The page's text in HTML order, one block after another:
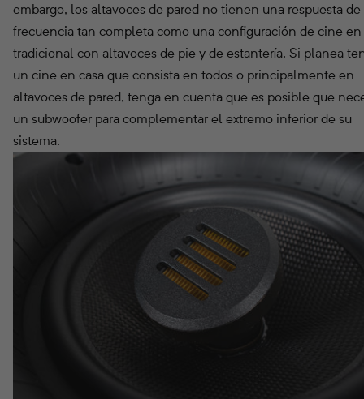
embargo, los altavoces de pared no tienen una respuesta de
frecuencia tan completa como una configuración de cine en
tradicional con altavoces de pie y de estantería. Si planea
un cine en casa que consista en todos o principalmente en
altavoces de pared, tenga en cuenta que es posible que
un subwoofer para complementar el extremo inferior de su
sistema.